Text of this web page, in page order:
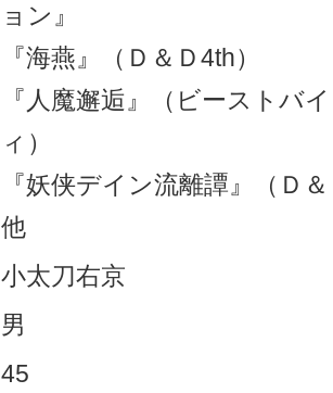
ョン』
『海燕』（Ｄ＆Ｄ4th）
『人魔邂逅』（ビーストバ
ィ）
『妖侠デイン流離譚』（Ｄ
他
小太刀右京
男
45